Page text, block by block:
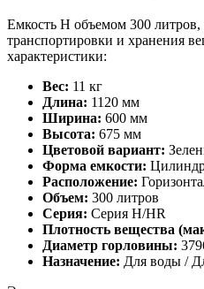
Емкость H объемом 300 литров,
транспортировки и хранения
характеристики:
Вес: 11 кг
Длина: 1120 мм
Ширина: 600 мм
Высота: 675 мм
Цветовой вариант:
Форма емкости:
Расположение:
Объем: 300 литров
Серия: Серия H/HR
Плотность вещества
Диаметр горловины:
Назначение: Для воды /